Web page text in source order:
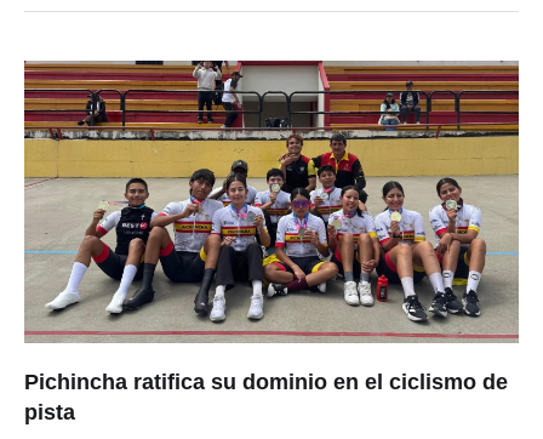
Pichincha ratifica su dominio en el ciclismo de
pista